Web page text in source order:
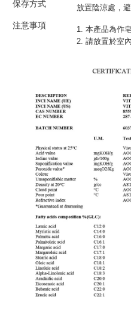
保存方式 放置陰涼處，避
注意事項
1. 本產品為作
2. 請放置於室